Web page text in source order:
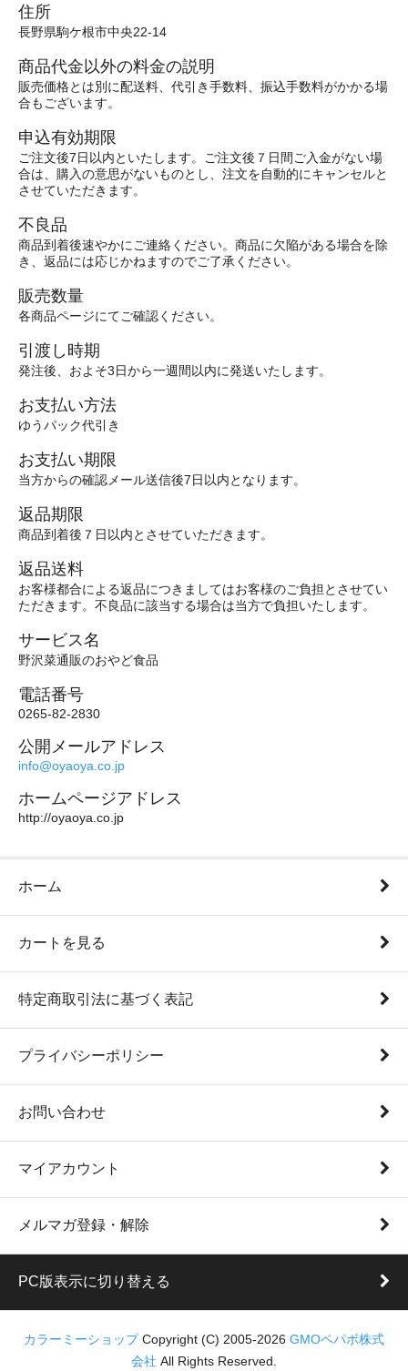
住所
長野県駒ケ根市中央22-14
商品代金以外の料金の説明
販売価格とは別に配送料、代引き手数料、振込手数料がかかる場
合もございます。
申込有効期限
ご注文後7日以内といたします。ご注文後７日間ご入金がない場
合は、購入の意思がないものとし、注文を自動的にキャンセルと
させていただきます。
不良品
商品到着後速やかにご連絡ください。商品に欠陥がある場合を除
き、返品には応じかねますのでご了承ください。
販売数量
各商品ページにてご確認ください。
引渡し時期
発注後、およそ3日から一週間以内に発送いたします。
お支払い方法
ゆうパック代引き
お支払い期限
当方からの確認メール送信後7日以内となります。
返品期限
商品到着後７日以内とさせていただきます。
返品送料
お客様都合による返品につきましてはお客様のご負担とさせてい
ただきます。不良品に該当する場合は当方で負担いたします。
サービス名
野沢菜通販のおやど食品
電話番号
0265-82-2830
公開メールアドレス
info@oyaoya.co.jp
ホームページアドレス
http://oyaoya.co.jp
ホーム
カートを見る
特定商取引法に基づく表記
プライバシーポリシー
お問い合わせ
マイアカウント
メルマガ登録・解除
PC版表示に切り替える
カラーミーショップCopyright (C) 2005-2026 GMOペパボ株式
会社 All Rights Reserved.